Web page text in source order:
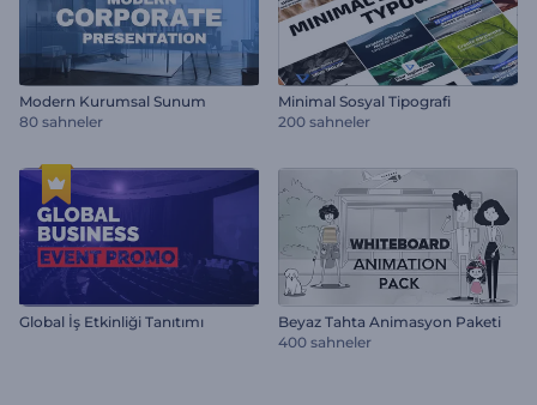
Modern Kurumsal Sunum
80 sahneler
Minimal Sosyal Tipografi
200 sahneler
Global İş Etkinliği Tanıtımı
Beyaz Tahta Animasyon Paketi
400 sahneler